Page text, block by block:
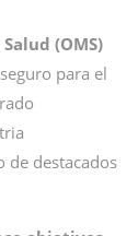
(OMS)
para el
de destacados